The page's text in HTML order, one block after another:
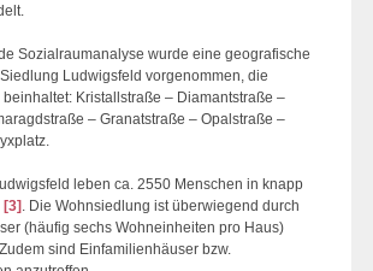
Sozialraumanalyse wurde eine geografische
Ludwigsfeld vorgenommen, die
Kristallstraße – Diamantstraße –
– Granatstraße – Opalstraße –
leben ca. 2550 Menschen in knapp
[3] . Die Wohnsiedlung ist überwiegend durch
(häufig sechs Wohneinheiten pro Haus)
sind Einfamilienhäuser bzw.